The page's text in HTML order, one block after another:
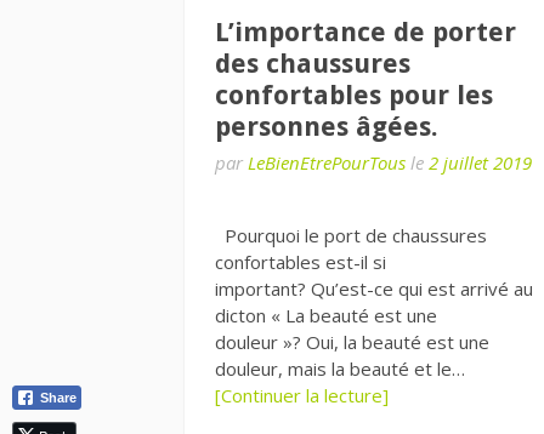
L’importance de porter
des chaussures
confortables pour les
personnes âgées.
par LeBienEtrePourTous le 2 juillet 2019
Pourquoi le port de chaussures
confortables est-il si
important? Qu’est-ce qui est arrivé au
dicton « La beauté est une
douleur »? Oui, la beauté est une
douleur, mais la beauté et le…
[Continuer la lecture]
Share